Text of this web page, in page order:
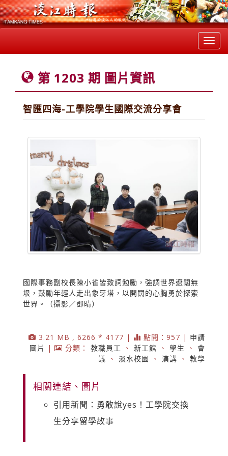
第 1203 期 圖片資訊
智匯四海-工學院學生國際交流分享會
國際事務副校長陳小雀皆致詞勉勵，強調世界遼闊無
垠，鼓勵年輕人走出象牙塔，以開闊的心胸勇於探索
世界。（攝影／鄧晴）
3.21 MB , 6266 * 4177 | 點閱：957 | 申請
圖片
| 分類： 教職員工 、 新工館 、 學生 、 會
議 、 淡水校園 、 演講 、 教學
相關連結、圖片
引用新聞：勇敢說yes！工學院交換
生分享留學故事